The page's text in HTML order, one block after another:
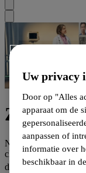
Ziekte
Neuropathische pijn
chronische
dezelfde ziekte
Uw privacy
Door op "Alles
apparaat om de
aanpassen of
informatie over
beschikbaar in